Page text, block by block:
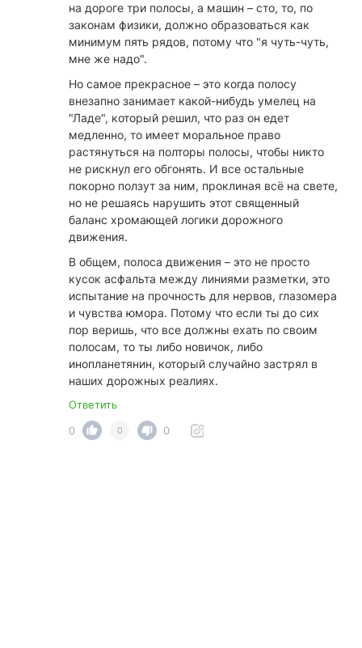
на дороге три полосы, а машин – сто, то, по
законам физики, должно образоваться как
минимум пять рядов, потому что "я чуть-чуть,
мне же надо".
Но самое прекрасное – это когда полосу
внезапно занимает какой-нибудь умелец на
"Ладе", который решил, что раз он едет
медленно, то имеет моральное право
растянуться на полторы полосы, чтобы никто
не рискнул его обгонять. И все остальные
покорно ползут за ним, проклиная всё на свете,
но не решаясь нарушить этот священный
баланс хромающей логики дорожного
движения.
В общем, полоса движения – это не просто
кусок асфальта между линиями разметки, это
испытание на прочность для нервов, глазомера
и чувства юмора. Потому что если ты до сих
пор веришь, что все должны ехать по своим
полосам, то ты либо новичок, либо
инопланетянин, который случайно застрял в
наших дорожных реалиях.
Ответить
0
0 0